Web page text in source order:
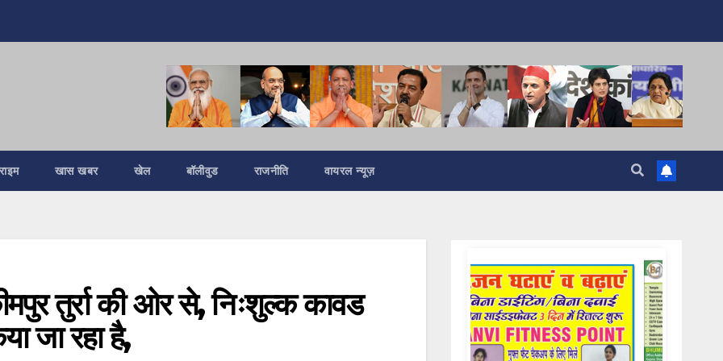
खास खबर खेल बॉलीवुड राजनीति वायरल न्यूज़
तुर्रा की ओर से, निःशुल्क कावड
जा रहा है,